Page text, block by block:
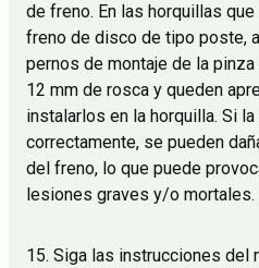
de freno. En las horquillas
freno de disco de tipo poste,
pernos de montaje de la
12 mm de rosca y queden
instalarlos en la horquilla. Si
correctamente, se pueden
del freno, lo que puede
lesiones graves y/o mortales.
15. Siga las instrucciones del